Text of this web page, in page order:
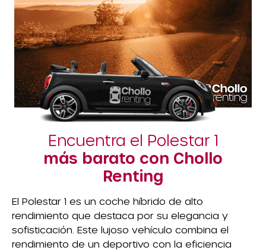
Encuentra el Polestar 1
más barato con Chollo
Renting
El Polestar 1 es un coche híbrido de alto
rendimiento que destaca por su elegancia y
sofisticación. Este lujoso vehículo combina el
rendimiento de un deportivo con la eficiencia